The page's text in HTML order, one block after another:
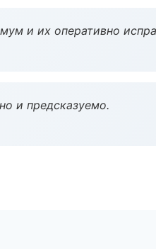
и их оперативно
и предсказуемо.